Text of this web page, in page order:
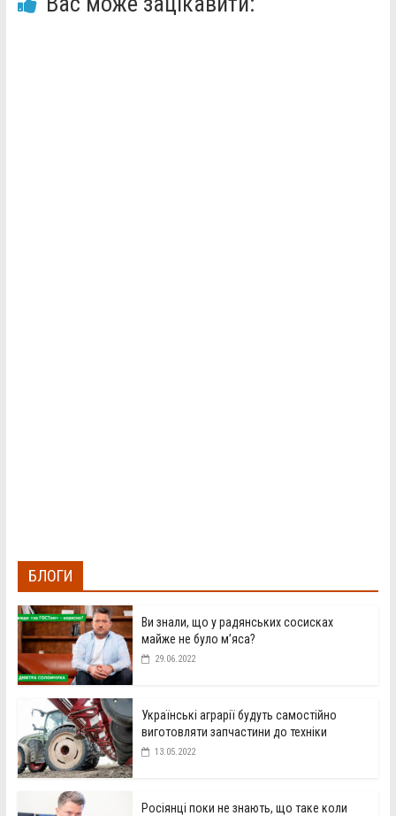
БЛОГИ
Ви знали, що у радянських сосисках
майже не було м’яса?
29.06.2022
Українські аграрії будуть самостійно
виготовляти запчастини до техніки
13.05.2022
Росіянці поки не знають, що таке коли